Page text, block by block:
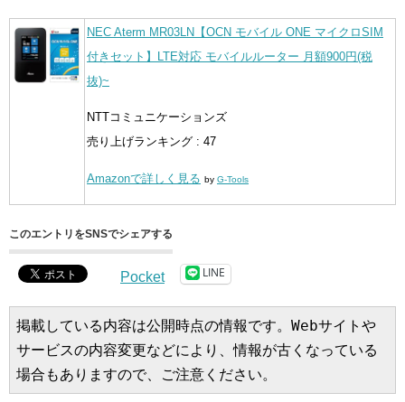
NEC Aterm MR03LN【OCN モバイル ONE マイクロSIM
付きセット】LTE対応 モバイルルーター 月額900円(税
抜)~
NTTコミュニケーションズ
売り上げランキング : 47
Amazonで詳しく見る by G-Tools
このエントリをSNSでシェアする
Pocket LINE
掲載している内容は公開時点の情報です。Webサイトや
サービスの内容変更などにより、情報が古くなっている
場合もありますので、ご注意ください。